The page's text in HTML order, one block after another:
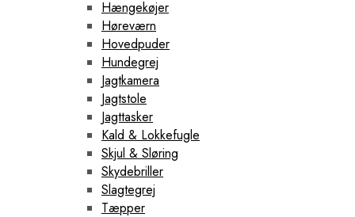
Hængekøjer
Høreværn
Hovedpuder
Hundegrej
Jagtkamera
Jagtstole
Jagttasker
Kald & Lokkefugle
Skjul & Sløring
Skydebriller
Slagtegrej
Tæpper